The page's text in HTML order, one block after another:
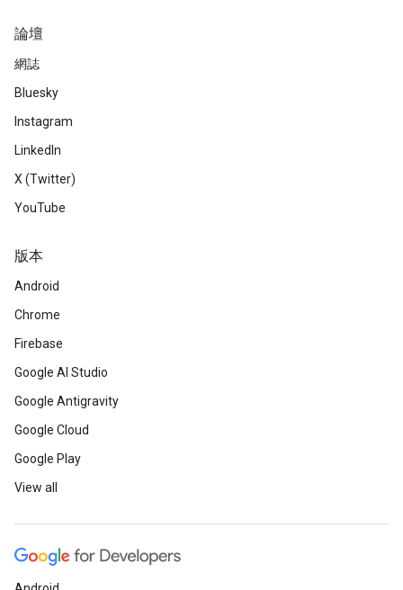
論壇
網誌
Bluesky
Instagram
LinkedIn
X (Twitter)
YouTube
版本
Android
Chrome
Firebase
Google AI Studio
Google Antigravity
Google Cloud
Google Play
View all